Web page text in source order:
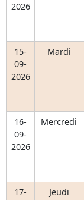
2026
15-
09-
2026
Mardi
16-
09-
2026
Mercredi
17-
Jeudi